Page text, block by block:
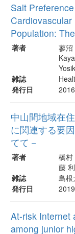
Salt
Population:
著者
蓼沼
雑誌
発行日
中山間地域在
に関連する要
てて－
著者
橋村
藤
雑誌
島根
発行日
At-risk Internet
among junior